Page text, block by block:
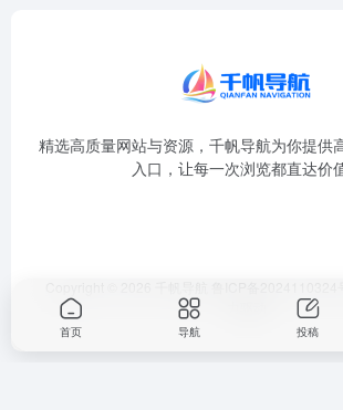
精选高质量网站与资源，千帆导航为你提供
入口，让每一次浏览都直达价
首页 导航 投稿